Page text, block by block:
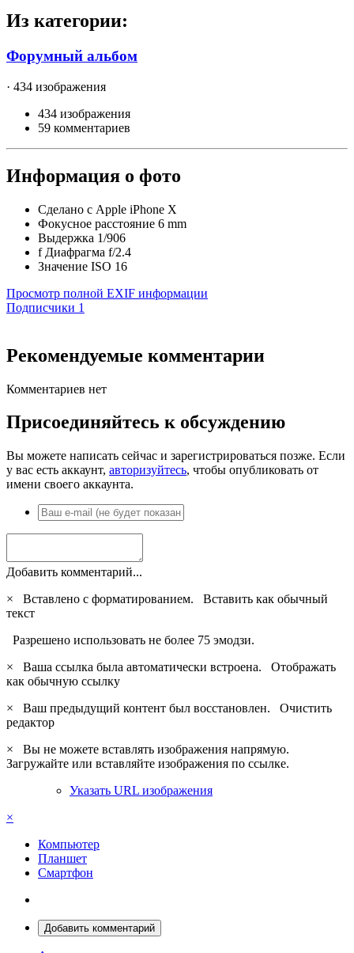
Из категории:
Форумный альбом
· 434 изображения
434 изображения
59 комментариев
Информация о фото
Сделано с Apple iPhone X
Фокусное расстояние 6 mm
Выдержка 1/906
f Диафрагма f/2.4
Значение ISO 16
Просмотр полной EXIF информации
Подписчики 1
Рекомендуемые комментарии
Комментариев нет
Присоединяйтесь к обсуждению
Вы можете написать сейчас и зарегистрироваться позже. Если
у вас есть аккаунт, авторизуйтесь, чтобы опубликовать от
имени своего аккаунта.
Добавить комментарий...
×
Вставлено с форматированием. Вставить как обычный
текст
Разрешено использовать не более 75 эмодзи.
×
Ваша ссылка была автоматически встроена. Отображать
как обычную ссылку
×
Ваш предыдущий контент был восстановлен. Очистить
редактор
×
Вы не можете вставлять изображения напрямую.
Загружайте или вставляйте изображения по ссылке.
Указать URL изображения
×
Компьютер
Планшет
Смартфон
Добавить комментарий